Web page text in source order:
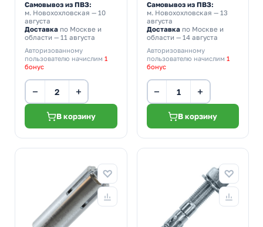
Самовывоз из ПВЗ:
м. Новохохловская — 10
августа
Доставка по Москве и
области — 11 августа
Авторизованному
пользователю начислим 1
бонус
− +
В корзину
Самовывоз из ПВЗ:
м. Новохохловская — 13
августа
Доставкапо Москве и
области — 14 августа
Авторизованному
пользователю начислим 1
бонус
− +
В корзину